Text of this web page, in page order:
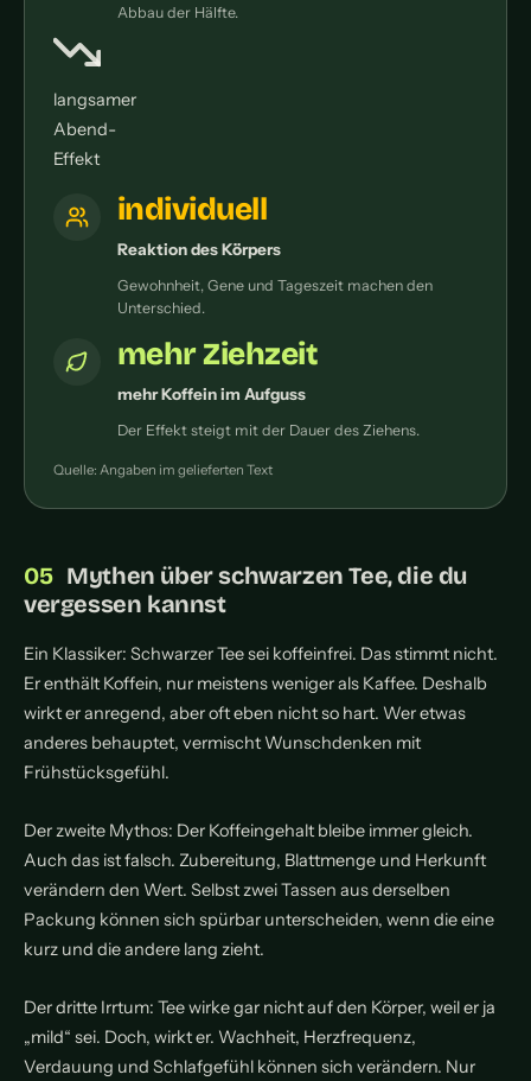
Abbau der Hälfte.
langsamer
Abend-
Effekt
individuell
Reaktion des Körpers
Gewohnheit, Gene und Tageszeit machen den
Unterschied.
mehr Ziehzeit
mehr Koffein im Aufguss
Der Effekt steigt mit der Dauer des Ziehens.
Quelle: Angaben im gelieferten Text
Mythen über schwarzen Tee, die du
vergessen kannst
Ein Klassiker: Schwarzer Tee sei koffeinfrei. Das stimmt nicht.
Er enthält Koffein, nur meistens weniger als Kaffee. Deshalb
wirkt er anregend, aber oft eben nicht so hart. Wer etwas
anderes behauptet, vermischt Wunschdenken mit
Frühstücksgefühl.
Der zweite Mythos: Der Koffeingehalt bleibe immer gleich.
Auch das ist falsch. Zubereitung, Blattmenge und Herkunft
verändern den Wert. Selbst zwei Tassen aus derselben
Packung können sich spürbar unterscheiden, wenn die eine
kurz und die andere lang zieht.
Der dritte Irrtum: Tee wirke gar nicht auf den Körper, weil er ja
„mild“ sei. Doch, wirkt er. Wachheit, Herzfrequenz,
Verdauung und Schlafgefühl können sich verändern. Nur